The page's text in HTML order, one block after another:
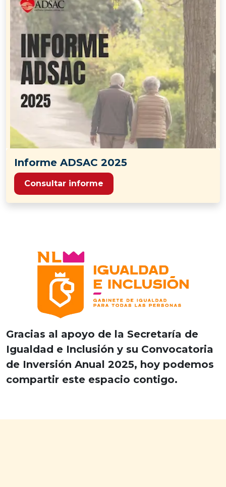
Informe ADSAC 2025
Consultar informe
Gracias al apoyo de la Secretaría de
Igualdad e Inclusión y su Convocatoria
de Inversión Anual 2025, hoy podemos
compartir este espacio contigo.